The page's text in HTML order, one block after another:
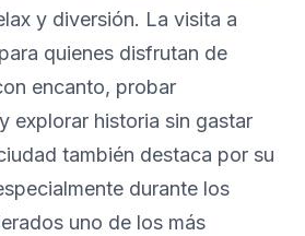
y diversión. La visita a
quienes disfrutan de
encanto, probar
explorar historia sin gastar
también destaca por su
durante los
uno de los más